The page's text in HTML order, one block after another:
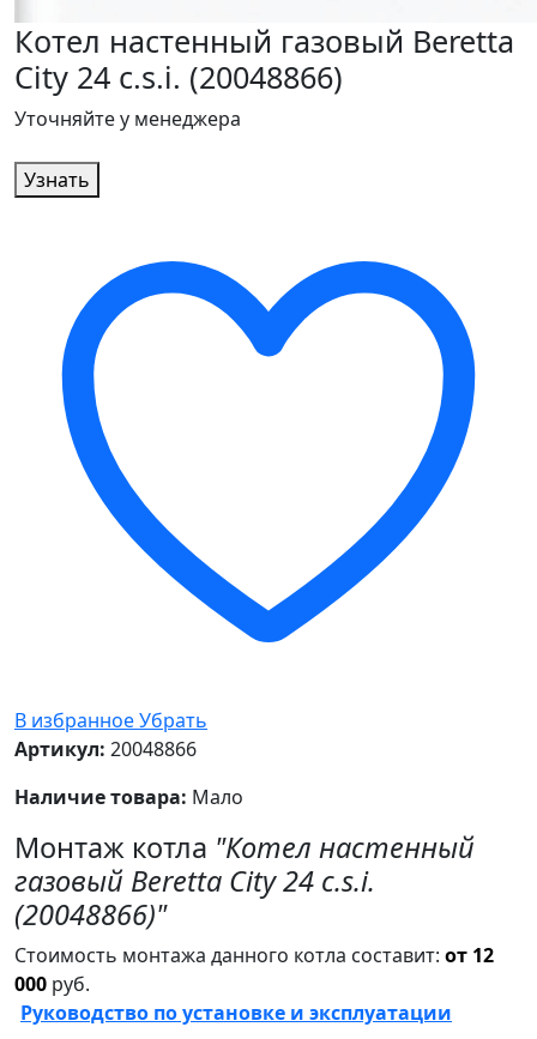
Котел настенный газовый Beretta
City 24 c.s.i. (20048866)
Уточняйте у менеджера
Узнать
В избранноеУбрать
Артикул: 20048866
Наличие товара: Мало
Монтаж котла "Котел настенный
газовый Beretta City 24 c.s.i.
(20048866)"
Стоимость монтажа данного котла составит: от 12
000 руб.
Руководство по установке и эксплуатации